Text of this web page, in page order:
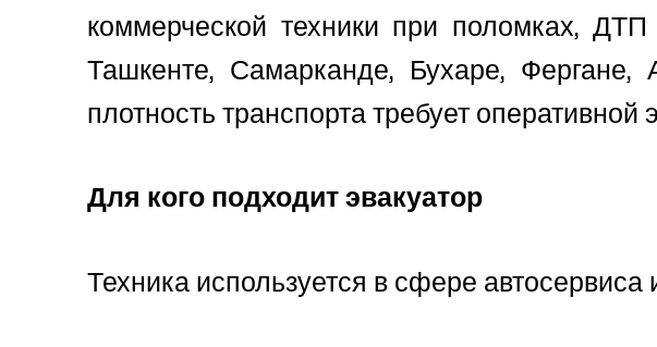
коммерческой техники при поломках,
Ташкенте, Самарканде, Бухаре, Фергане,
плотность транспорта требует
Для кого подходит эвакуатор
Техника используется в сфере